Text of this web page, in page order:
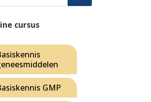
cursus
GMP